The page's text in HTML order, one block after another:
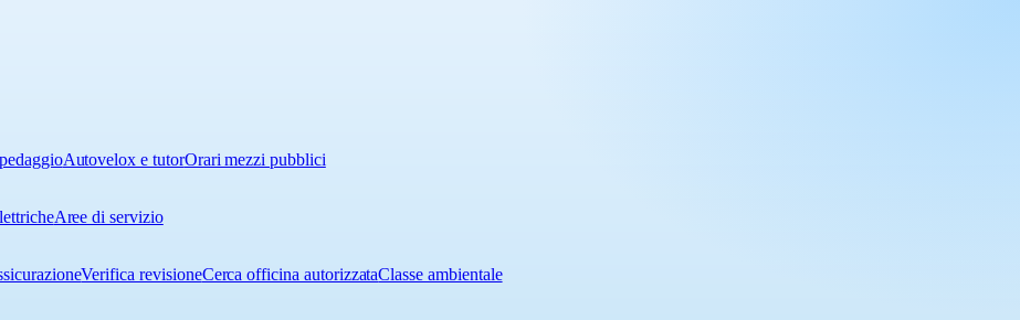
Autovelox e tutorOrari mezzi pubblici
Aree di servizio
Verifica revisioneCerca officina autorizzataClasse ambientale